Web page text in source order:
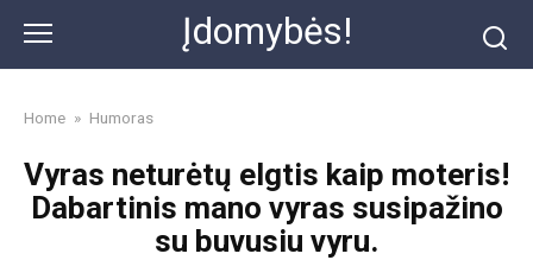
content
Įdomybės!
Home » Humoras
Vyras neturėtų elgtis kaip moteris!
Dabartinis mano vyras susipažino
su buvusiu vyru.